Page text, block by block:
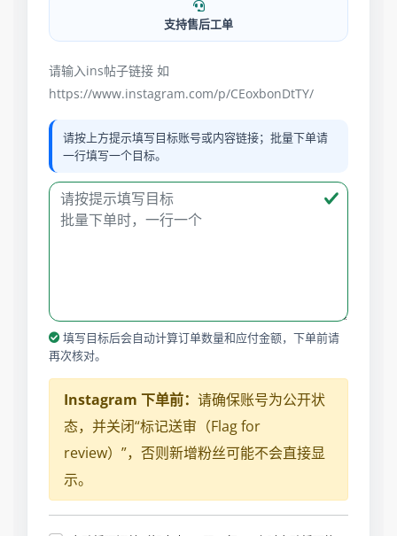
支持售后工单
请输入ins帖子链接 如
https://www.instagram.com/p/CEoxbonDtTY/
请按上方提示填写目标账号或内容链接；批量下单请
一行填写一个目标。
填写目标后会自动计算订单数量和应付金额，下单前请
再次核对。
Instagram 下单前： 请确保账号为公开状
态，并关闭“标记送审（Flag for
review）”，否则新增粉丝可能不会直接显
示。